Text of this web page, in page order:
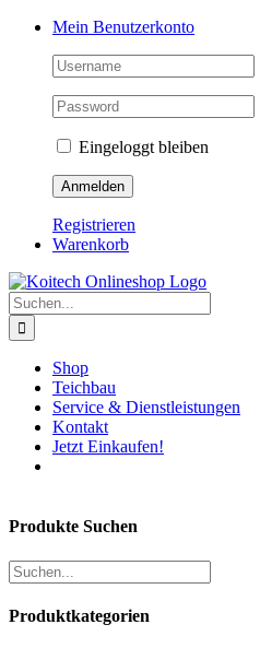
Skip
Mein Benutzerkonto
Eingeloggt bleiben
Registrieren
Warenkorb
Suche
nach:
Shop
Teichbau
Service & Dienstleistungen
Kontakt
Jetzt Einkaufen!
Produkte Suchen
Produktkategorien